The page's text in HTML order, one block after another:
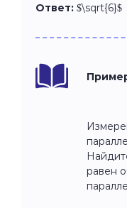
Ответ: $\sqrt{6}$
равен